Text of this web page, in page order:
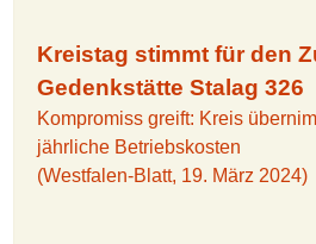
Kreistag stimmt für den
Gedenkstätte Stalag 326
Kompromiss greift: Kreis
jährliche Betriebskosten
(Westfalen-Blatt, 19. März 2024)